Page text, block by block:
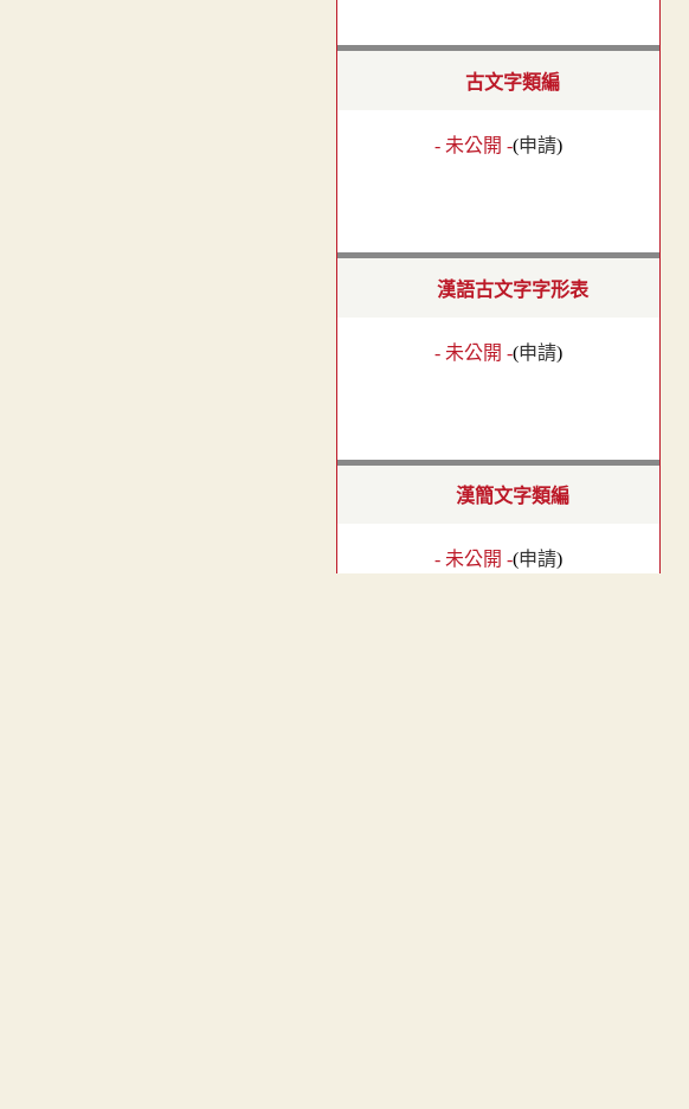
古文字類編
- 未公開 -(申請)
漢語古文字字形表
- 未公開 -(申請)
漢簡文字類編
- 未公開 -(申請)